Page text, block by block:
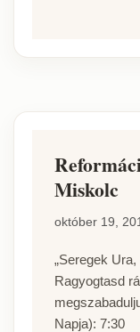
Miskolc
október 19,
„Seregek
Ragyogtasd
Napja):